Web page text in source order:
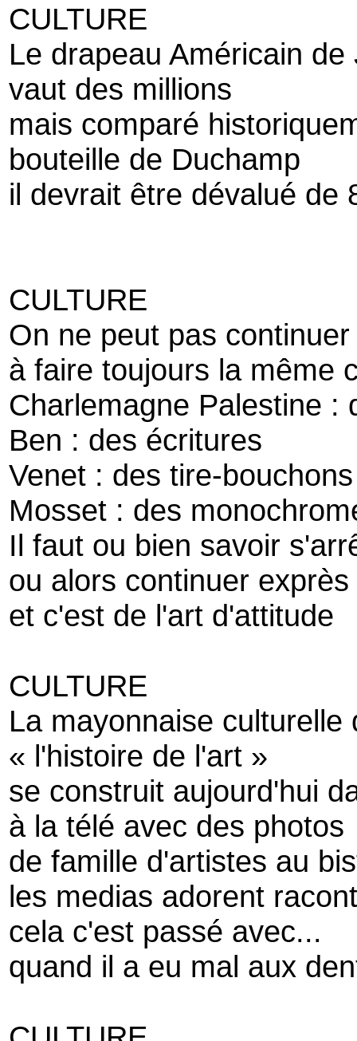
CULTURE
Le drapeau Américain
vaut des millions
mais comparé
bouteille de Duchamp
il devrait être dévalué de
CULTURE
On ne peut pas
à faire toujours la même
Charlemagne Palestine :
Ben : des écritures
Venet : des tire-
Mosset : des
Il faut ou bien savoir
ou alors continuer exprès
et c'est de l'art d'attitude
CULTURE
La mayonnaise culturelle
« l'histoire de l'art »
se construit aujourd'hui
à la télé avec des photos
de famille d'artistes au
les medias adorent
cela c'est passé avec...
quand il a eu mal aux